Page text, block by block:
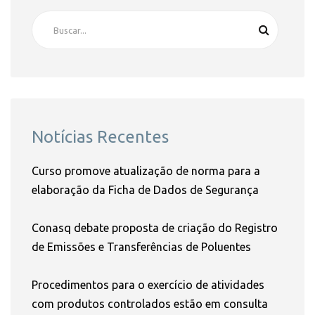
Notícias Recentes
Curso promove atualização de norma para a
elaboração da Ficha de Dados de Segurança
Conasq debate proposta de criação do Registro
de Emissões e Transferências de Poluentes
Procedimentos para o exercício de atividades
com produtos controlados estão em consulta